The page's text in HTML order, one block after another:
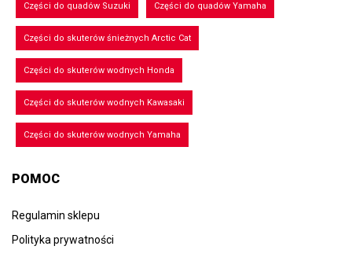
Części do quadów Suzuki Części do quadów Yamaha
Części do skuterów śnieżnych Arctic Cat
Części do skuterów wodnych Honda
Części do skuterów wodnych Kawasaki
Części do skuterów wodnych Yamaha
POMOC
Regulamin sklepu
Polityka prywatności